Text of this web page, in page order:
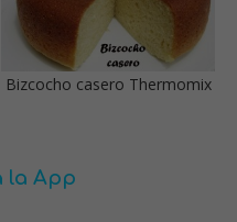
Bizcocho casero Thermomix
la App